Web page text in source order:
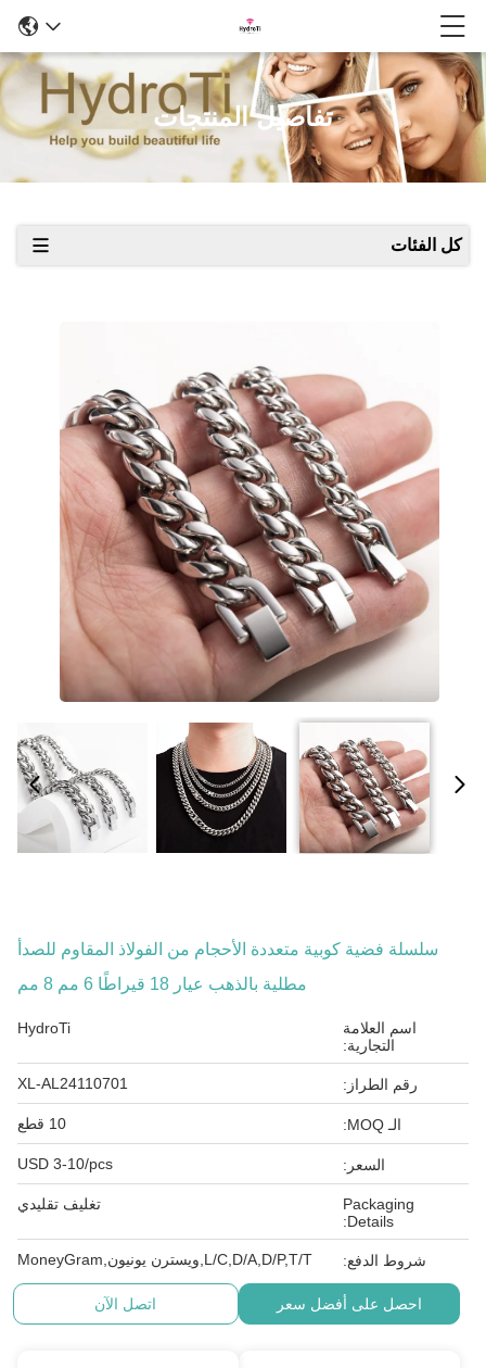
تفاصيل المنتجات
كل الفئات
سلسلة فضية كوبية متعددة الأحجام من الفولاذ المقاوم للصدأ
مطلية بالذهب عيار 18 قيراطًا 6 مم 8 مم
اسم العلامة
التجارية:
HydroTi
رقم الطراز: XL-AL24110701
الـ MOQ: 10 قطع
السعر: USD 3-10/pcs
Packaging
Details:
تغليف تقليدي
شروط الدفع: L/C,D/A,D/P,T/T,ويسترن يونيون,MoneyGram
احصل على أفضل سعر اتصل الآن